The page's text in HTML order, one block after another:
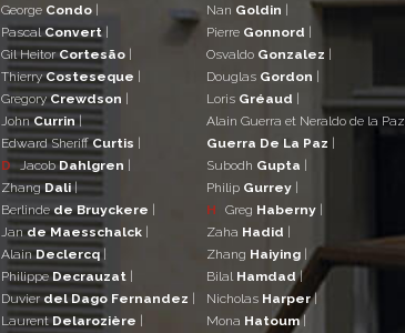
George Condo |
PascalConvert |
Gil HeitorCortesão |
ThierryCosteseque |
GregoryCrewdson |
JohnCurrin|
Edward SheriffCurtis |
D JacobDahlgren |
ZhangDali|
Berlindede Bruyckere |
Jande Maesschalck |
AlainDeclercq|
PhilippeDecrauzat |
Duvierdel Dago Fernandez |
LaurentDelarozière |
Nan Goldin |
Pierre Gonnord |
Osvaldo Gonzalez |
Douglas Gordon |
Loris Gréaud |
Alain Guerra et Neraldo de la Paz
Guerra De La Paz |
Subodh Gupta |
Philip Gurrey |
H
Greg Haberny |
Zaha Hadid |
Zhang Haiying |
Bilal Hamdad|
Nicholas Harper|
Mona Hatoum|